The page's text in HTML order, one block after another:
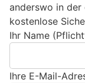
anderswo in der
kostenlose
Ihr Name
Ihre E-Mail-